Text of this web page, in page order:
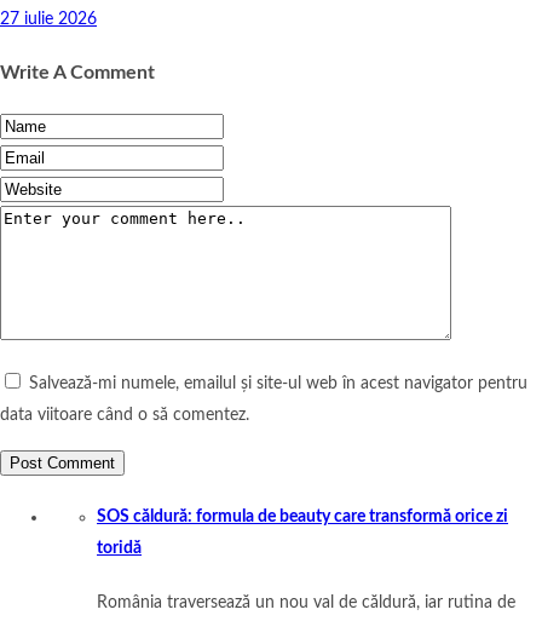
27 iulie 2026
Write A Comment
Salvează-mi numele, emailul și site-ul web în acest navigator pentru
data viitoare când o să comentez.
SOS căldură: formula de beauty care transformă orice zi
toridă
România traversează un nou val de căldură, iar rutina de